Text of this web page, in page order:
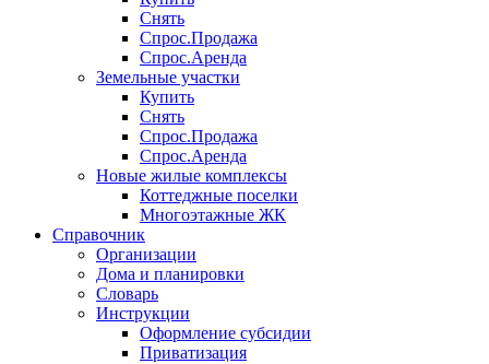
Снять
Спрос.Продажа
Спрос.Аренда
Земельные участки
Купить
Снять
Спрос.Продажа
Спрос.Аренда
Новые жилые комплексы
Коттеджные поселки
Многоэтажные ЖК
Справочник
Организации
Дома и планировки
Словарь
Инструкции
Оформление субсидии
Приватизация